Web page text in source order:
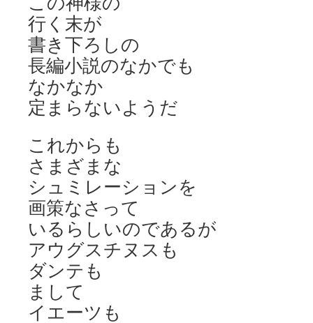
行く末が
書き下ろしの
長編小説のなかでも
なかなか
定まらないようだ
これからも
さまざまな
シュミレーションを
画策なさって
いるらしいのであるが
アウグスチヌスも
ダンテも
まして
イエーツも